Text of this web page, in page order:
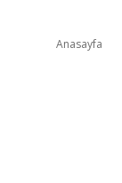
Anasayfa